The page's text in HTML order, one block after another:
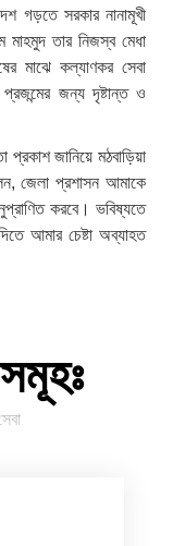
গড়তে সরকার নানামূখী
মাহমুদ তার নিজস্ব মেধা
মাঝে কল্যাণকর সেবা
জন্য দৃষ্টান্ত ও
প্রকাশ জানিয়ে মঠবাড়িয়া
জেলা প্রশাসন আমাকে
করবে। ভবিষ্যতে
আমার চেষ্টা অব্যাহত